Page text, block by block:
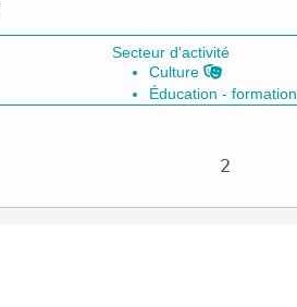
Secteur d'activité
Culture
Éducation -